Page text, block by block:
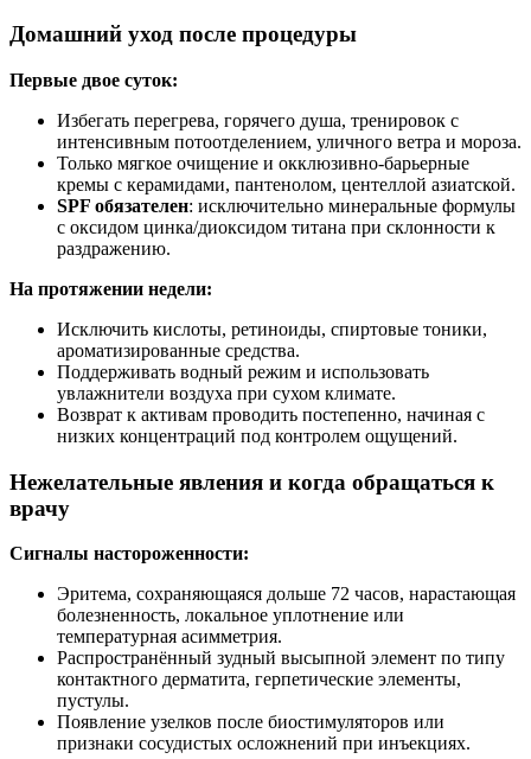
Домашний уход после процедуры
Первые двое суток:
Избегать перегрева, горячего душа, тренировок с
интенсивным потоотделением, уличного ветра и мороза.
Только мягкое очищение и окклюзивно-барьерные
кремы с керамидами, пантенолом, центеллой азиатской.
SPF обязателен: исключительно минеральные формулы
с оксидом цинка/диоксидом титана при склонности к
раздражению.
На протяжении недели:
Исключить кислоты, ретиноиды, спиртовые тоники,
ароматизированные средства.
Поддерживать водный режим и использовать
увлажнители воздуха при сухом климате.
Возврат к активам проводить постепенно, начиная с
низких концентраций под контролем ощущений.
Нежелательные явления и когда обращаться к
врачу
Сигналы настороженности:
Эритема, сохраняющаяся дольше 72 часов, нарастающая
болезненность, локальное уплотнение или
температурная асимметрия.
Распространённый зудный высыпной элемент по типу
контактного дерматита, герпетические элементы,
пустулы.
Появление узелков после биостимуляторов или
признаки сосудистых осложнений при инъекциях.